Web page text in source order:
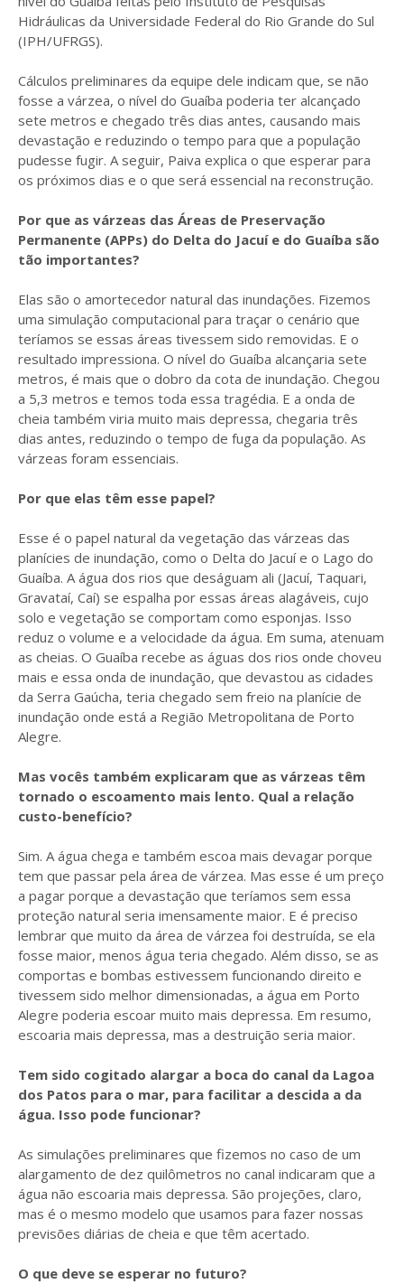
Hidráulicas da Universidade Federal do Rio Grande do Sul
(IPH/UFRGS).
Cálculos preliminares da equipe dele indicam que, se não
fosse a várzea, o nível do Guaíba poderia ter alcançado
sete metros e chegado três dias antes, causando mais
devastação e reduzindo o tempo para que a população
pudesse fugir. A seguir, Paiva explica o que esperar para
os próximos dias e o que será essencial na reconstrução.
Por que as várzeas das Áreas de Preservação
Permanente (APPs) do Delta do Jacuí e do Guaíba são
tão importantes?
Elas são o amortecedor natural das inundações. Fizemos
uma simulação computacional para traçar o cenário que
teríamos se essas áreas tivessem sido removidas. E o
resultado impressiona. O nível do Guaíba alcançaria sete
metros, é mais que o dobro da cota de inundação. Chegou
a 5,3 metros e temos toda essa tragédia. E a onda de
cheia também viria muito mais depressa, chegaria três
dias antes, reduzindo o tempo de fuga da população. As
várzeas foram essenciais.
Por que elas têm esse papel?
Esse é o papel natural da vegetação das várzeas das
planícies de inundação, como o Delta do Jacuí e o Lago do
Guaíba. A água dos rios que deságuam ali (Jacuí, Taquari,
Gravataí, Caí) se espalha por essas áreas alagáveis, cujo
solo e vegetação se comportam como esponjas. Isso
reduz o volume e a velocidade da água. Em suma, atenuam
as cheias. O Guaíba recebe as águas dos rios onde choveu
mais e essa onda de inundação, que devastou as cidades
da Serra Gaúcha, teria chegado sem freio na planície de
inundação onde está a Região Metropolitana de Porto
Alegre.
Mas vocês também explicaram que as várzeas têm
tornado o escoamento mais lento. Qual a relação
custo-benefício?
Sim. A água chega e também escoa mais devagar porque
tem que passar pela área de várzea. Mas esse é um preço
a pagar porque a devastação que teríamos sem essa
proteção natural seria imensamente maior. E é preciso
lembrar que muito da área de várzea foi destruída, se ela
fosse maior, menos água teria chegado. Além disso, se as
comportas e bombas estivessem funcionando direito e
tivessem sido melhor dimensionadas, a água em Porto
Alegre poderia escoar muito mais depressa. Em resumo,
escoaria mais depressa, mas a destruição seria maior.
Tem sido cogitado alargar a boca do canal da Lagoa
dos Patos para o mar, para facilitar a descida a da
água. Isso pode funcionar?
As simulações preliminares que fizemos no caso de um
alargamento de dez quilômetros no canal indicaram que a
água não escoaria mais depressa. São projeções, claro,
mas é o mesmo modelo que usamos para fazer nossas
previsões diárias de cheia e que têm acertado.
O que deve se esperar no futuro?